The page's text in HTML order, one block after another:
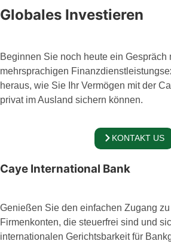
Globales Investieren
Beginnen Sie noch heute ein Gespräch
mehrsprachigen
heraus, wie Sie Ihr Vermögen mit der
privat im Ausland sichern können.
KONTAKT US
Caye International Bank
Genießen Sie den einfachen Zugang
Firmenkonten, die steuerfrei sind und
internationalen Gerichtsbarkeit für